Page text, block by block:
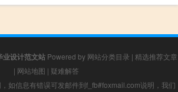
业设计范文站Powered by 网站分类目录 | 精选推荐文章
| 网站地图 | 疑难解答
如信息有错误可发邮件到f_fb#foxmail.com说明，我们